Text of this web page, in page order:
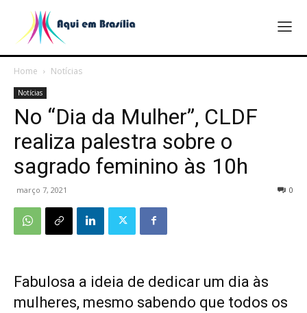
Home Notícias
Notícias
No “Dia da Mulher”, CLDF
realiza palestra sobre o
sagrado feminino às 10h
março 7, 2021 0
Fabulosa a ideia de dedicar um dia às
mulheres, mesmo sabendo que todos os